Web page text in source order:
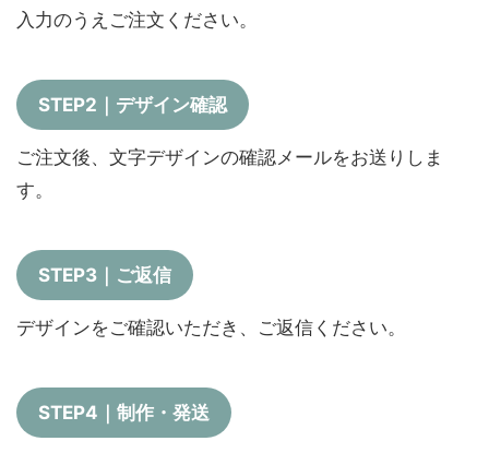
入力のうえご注文ください。
STEP2｜デザイン確認
ご注文後、文字デザインの確認メールをお送りしま
す。
STEP3｜ご返信
デザインをご確認いただき、ご返信ください。
STEP4｜制作・発送